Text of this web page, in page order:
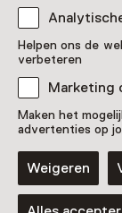
Helpen ons de
verbeteren
Marketing
Maken het
advertenties op
Weigeren
Evenement
van
Voor 5